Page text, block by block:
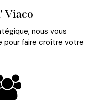
Viaco
nous vous
pour faire croître votre